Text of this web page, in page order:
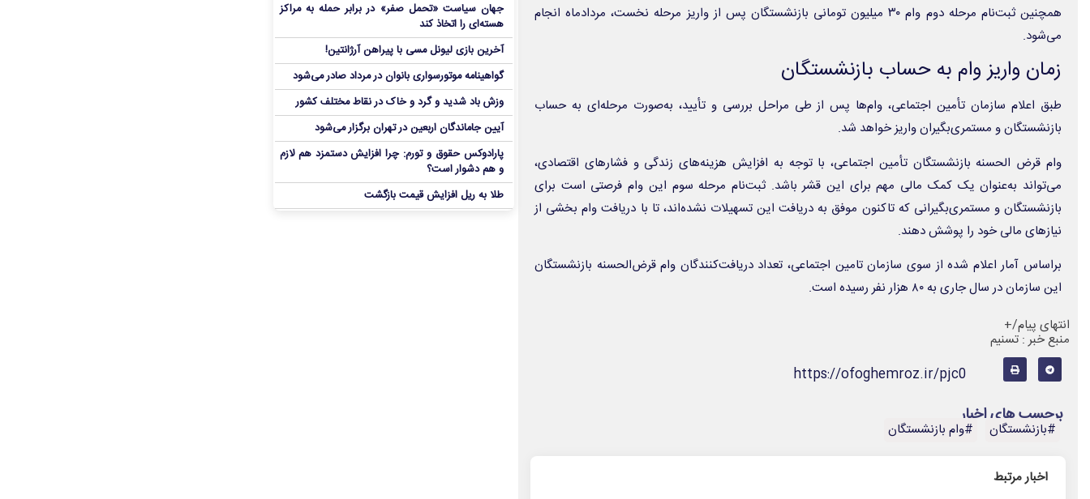
همچنین ثبت‌نام مرحله دوم وام ۳۰ میلیون تومانی بازنشستگان پس از واریز مرحله نخست، مردادماه انجام
می‌شود.
زمان واریز وام به حساب بازنشستگان
طبق اعلام سازمان تأمین اجتماعی، وام‌ها پس از طی مراحل بررسی و تأیید، به‌صورت مرحله‌ای به حساب
بازنشستگان و مستمری‌بگیران واریز خواهد شد.
وام قرض الحسنه بازنشستگان تأمین اجتماعی، با توجه به افزایش هزینه‌های زندگی و فشارهای اقتصادی،
می‌تواند به‌عنوان یک کمک مالی مهم برای این قشر باشد. ثبت‌نام مرحله سوم این وام فرصتی است برای
بازنشستگان و مستمری‌بگیرانی که تاکنون موفق به دریافت این تسهیلات نشده‌اند، تا با دریافت وام بخشی از
نیازهای مالی خود را پوشش دهند.
براساس آمار اعلام شده از سوی سازمان تامین اجتماعی، تعداد دریافت‌کنندگان وام قرض‌الحسنه بازنشستگان
این سازمان در سال جاری به ۸۰ هزار نفر رسیده است.
انتهای پیام/+
منبع خبر : تسنیم
https://ofoghemroz.ir/pjc0
برچسب های اخبار
#بازنشستگان #وام بازنشستگان
اخبار مرتبط
جهان سیاست «تحمل صفر» در برابر حمله به مراکز
هسته‌ای را اتخاذ کند
آخرین بازی لیونل مسی با پیراهن آرژانتین!
گواهینامه موتورسواری بانوان در مرداد صادر می‌شود
وزش باد شدید و گرد و خاک در نقاط مختلف کشور
آیین جاماندگان اربعین در تهران برگزار می‌شود
پارادوکس حقوق و تورم: چرا افزایش دستمزد هم لازم
و هم دشوار است؟
طلا به ریل افزایش قیمت بازگشت